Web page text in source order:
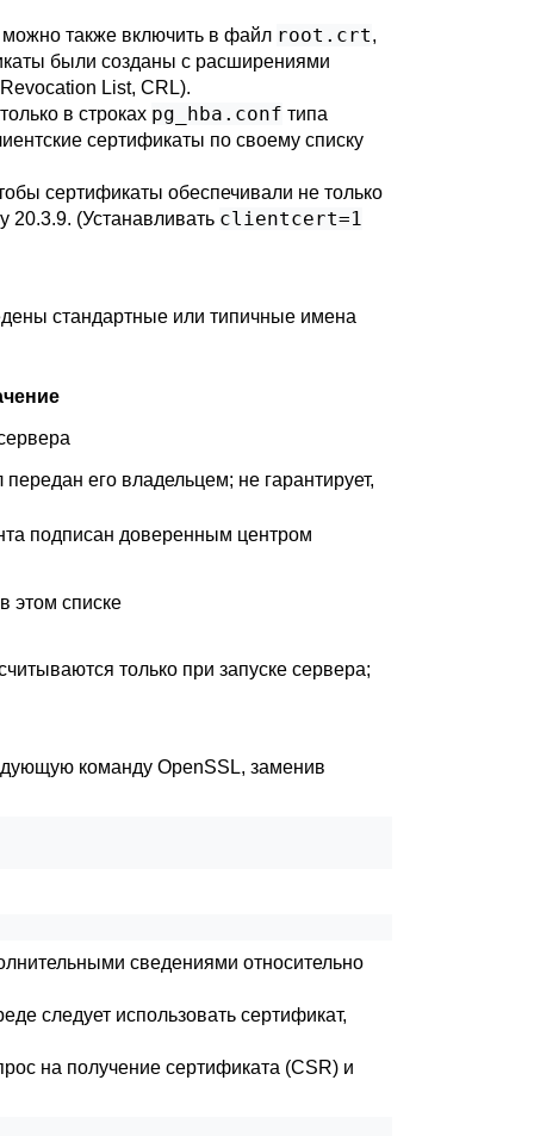
также включить в файл root.crt,
были созданы с расширениями
List, CRL).
в строках pg_hba.conf типа
сертификаты по своему списку
сертификаты обеспечивали не только
20.3.9. (Устанавливать clientcert=1
стандартные или типичные имена
его владельцем; не гарантирует,
подписан доверенным центром
этом списке
только при запуске сервера;
команду OpenSSL, заменив
сведениями относительно
следует использовать сертификат,
на получение сертификата (CSR) и